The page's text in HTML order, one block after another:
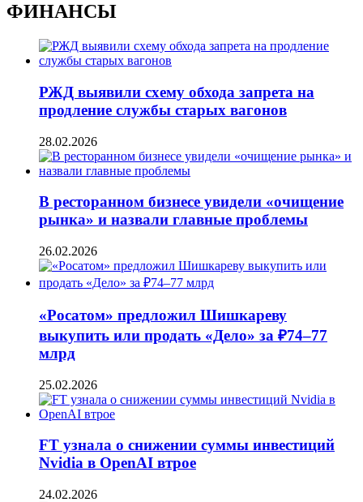
ФИНАНСЫ
РЖД выявили схему обхода запрета на
продление службы старых вагонов
28.02.2026
В ресторанном бизнесе увидели «очищение
рынка» и назвали главные проблемы
26.02.2026
«Росатом» предложил Шишкареву
выкупить или продать «Дело» за ₽74–77
млрд
25.02.2026
FT узнала о снижении суммы инвестиций
Nvidia в OpenAI втрое
24.02.2026